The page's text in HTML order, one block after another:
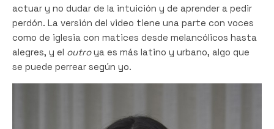
actuar y no dudar de la intuición y de aprender a pedir
perdón. La versión del video tiene una parte con voces
como de iglesia con matices desde melancólicos hasta
alegres, y el outroya es más latino y urbano, algo que
se puede perrear según yo.